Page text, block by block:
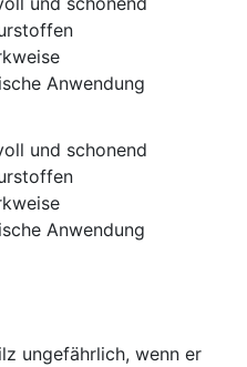
Anwendung
und schonend
Anwendung
ungefährlich, wenn er